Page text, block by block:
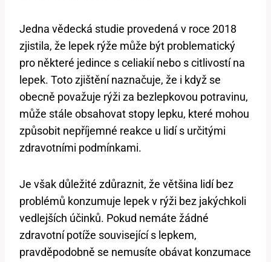
Jedna vědecká studie provedená v roce 2018
zjistila, že lepek rýže může být problematický
pro některé jedince s celiakií nebo s citlivostí na
lepek. Toto zjištění naznačuje, že i když se
obecně považuje rýži za bezlepkovou potravinu,
může stále obsahovat stopy lepku, které mohou
způsobit nepříjemné reakce u lidí s určitými
zdravotními podmínkami.
Je však důležité zdůraznit, že většina lidí bez
problémů konzumuje lepek v rýži bez jakýchkoli
vedlejších účinků. Pokud nemáte žádné
zdravotní potíže související s lepkem,
pravděpodobně se nemusíte obávat konzumace